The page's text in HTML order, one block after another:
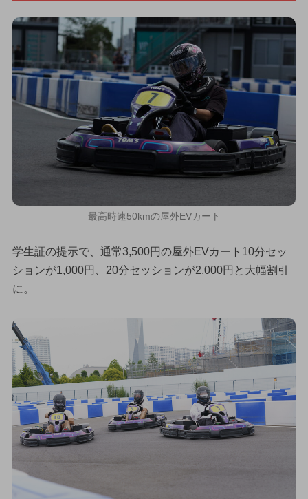
最高時速50kmの屋外EVカート
学生証の提示で、通常3,500円の屋外EVカート10分セッ
ションが1,000円、20分セッションが2,000円と大幅割引
に。